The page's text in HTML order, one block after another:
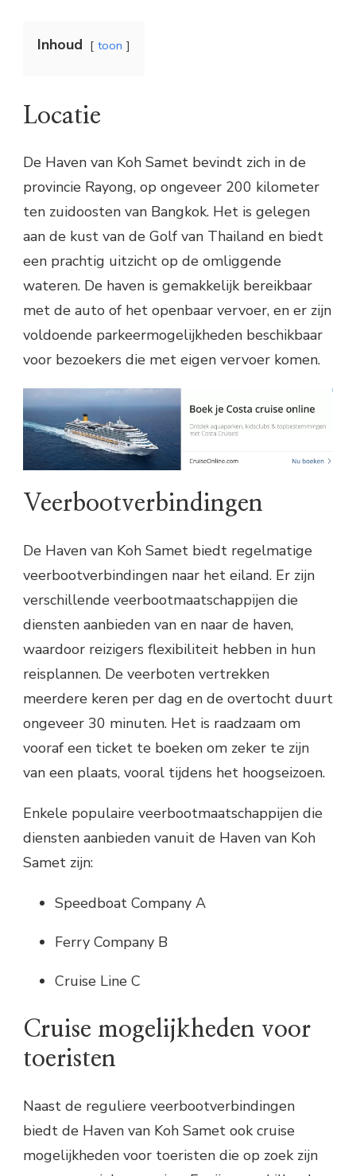
Inhoud toon
Locatie
De Haven van Koh Samet bevindt zich in de
provincie Rayong, op ongeveer 200 kilometer
ten zuidoosten van Bangkok. Het is gelegen
aan de kust van de Golf van Thailand en biedt
een prachtig uitzicht op de omliggende
wateren. De haven is gemakkelijk bereikbaar
met de auto of het openbaar vervoer, en er zijn
voldoende parkeermogelijkheden beschikbaar
voor bezoekers die met eigen vervoer komen.
Veerbootverbindingen
De Haven van Koh Samet biedt regelmatige
veerbootverbindingen naar het eiland. Er zijn
verschillende veerbootmaatschappijen die
diensten aanbieden van en naar de haven,
waardoor reizigers flexibiliteit hebben in hun
reisplannen. De veerboten vertrekken
meerdere keren per dag en de overtocht duurt
ongeveer 30 minuten. Het is raadzaam om
vooraf een ticket te boeken om zeker te zijn
van een plaats, vooral tijdens het hoogseizoen.
Enkele populaire veerbootmaatschappijen die
diensten aanbieden vanuit de Haven van Koh
Samet zijn:
Speedboat Company A
Ferry Company B
Cruise Line C
Cruise mogelijkheden voor
toeristen
Naast de reguliere veerbootverbindingen
biedt de Haven van Koh Samet ook cruise
mogelijkheden voor toeristen die op zoek zijn